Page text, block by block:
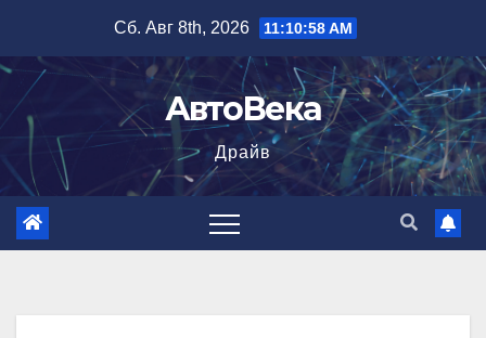
содержимому
Сб. Авг 8th, 2026 11:10:59 AM
АвтоВека
Драйв